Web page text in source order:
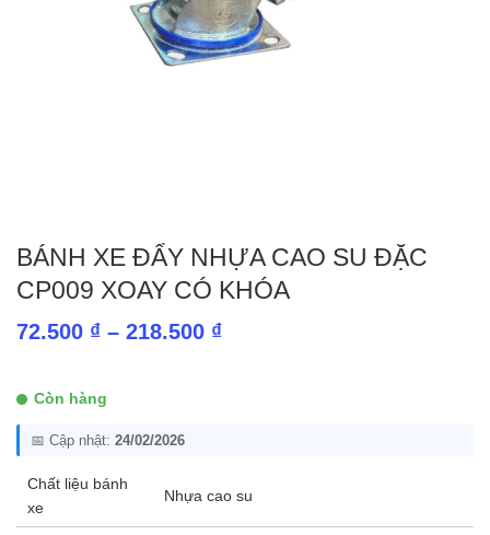
BÁNH XE ĐẨY NHỰA CAO SU ĐẶC
CP009 XOAY CÓ KHÓA
72.500 ₫ – 218.500 ₫Khoảng
Còn hàng
📅 Cập nhật: 24/02/2026
Chất liệu bánh
xe
Nhựa cao su